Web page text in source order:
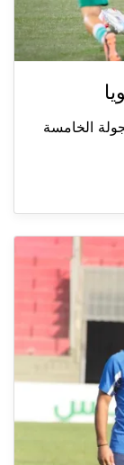
الرياضي 2-1، في الجولة الخامسة